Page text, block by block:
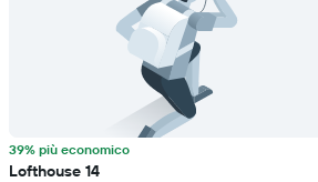
39% più economico
Lofthouse 14